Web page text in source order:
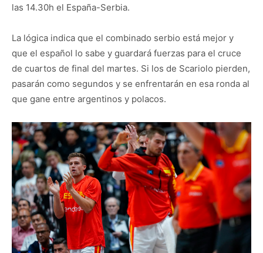
las 14.30h el España-Serbia.
La lógica indica que el combinado serbio está mejor y
que el español lo sabe y guardará fuerzas para el cruce
de cuartos de final del martes. Si los de Scariolo pierden,
pasarán como segundos y se enfrentarán en esa ronda al
que gane entre argentinos y polacos.